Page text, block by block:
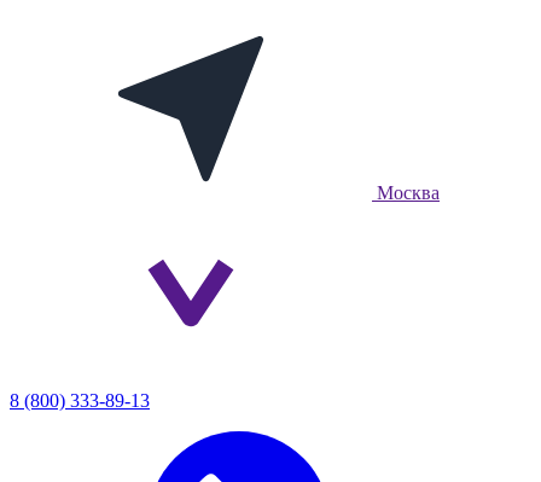
Москва
8 (800) 333-89-13